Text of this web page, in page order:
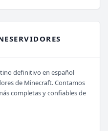
definitivo en español
de Minecraft. Contamos
completas y confiables de